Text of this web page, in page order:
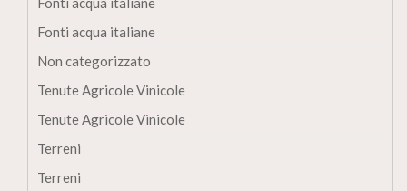
Fonti acqua italiane
Non categorizzato
Tenute Agricole Vinicole
Tenute Agricole Vinicole
Terreni
Terreni